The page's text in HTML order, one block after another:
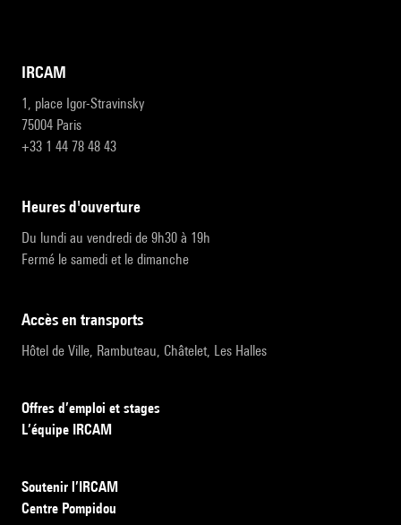
IRCAM
1, place Igor-Stravinsky
75004 Paris
+33 1 44 78 48 43
heures d'ouverture
Du lundi au vendredi de 9h30 à 19h
Fermé le samedi et le dimanche
accès en transports
Hôtel de Ville, Rambuteau, Châtelet, Les Halles
Offres d’emploi et stages
L’équipe IRCAM
Soutenir l’IRCAM
Centre Pompidou